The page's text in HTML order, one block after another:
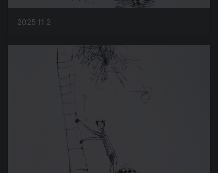
2025 11 2